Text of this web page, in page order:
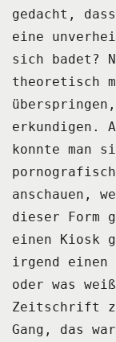
gedacht,
eine
sich badet?
theoretisch
erkundigen.
konnte man
anschauen,
dieser Form
einen Kiosk
irgend einen
oder was
Zeitschrift
Gang, das